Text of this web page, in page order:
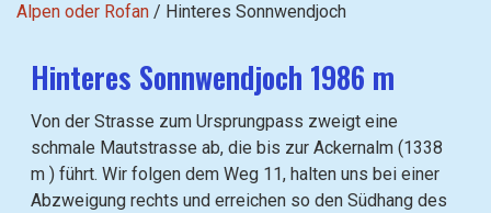
Alpen oder Rofan / Hinteres Sonnwendjoch
Hinteres Sonnwendjoch 1986 m
Von der Strasse zum Ursprungpass zweigt eine
schmale Mautstrasse ab, die bis zur Ackernalm (1338
m ) führt. Wir folgen dem Weg 11, halten uns bei einer
Abzweigung rechts und erreichen so den Südhang des